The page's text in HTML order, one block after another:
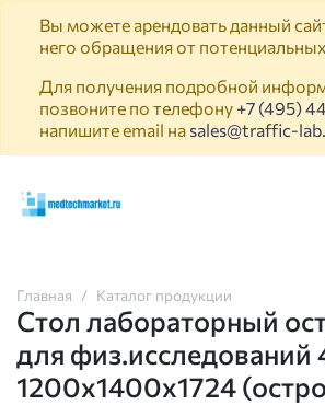
Вы можете арендовать данный
него обращения от
Для получения подробной
позвоните по телефону +7 (495)
напишите email на sales@traffic-
Главная Каталог продукции
Стол лабораторный
для физ.исследований
1200х1400х1724